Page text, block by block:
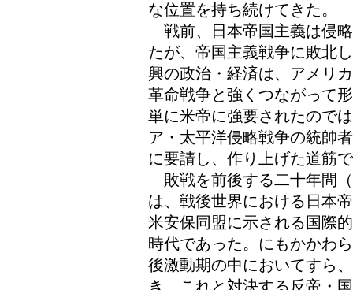
な位置を持ち続けてきた。
戦前、日本帝国主義は侵
たが、帝国主義戦争に敗北
興の政治・経済は、アメリ
革命戦争と強くつながって
単に米帝に強要されたので
ア・太平洋侵略戦争の統帥
に要請し、作り上げた道筋
敗戦を前後する二十年間
は、戦後世界における日本
米安保同盟に示される国際
時代であった。にもかかわ
後激動期の中においてすら
き、これと対決する反帝・